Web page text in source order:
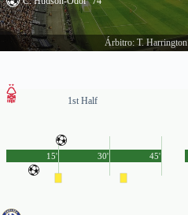
Árbitro: T. Harrington
1st Half
45'
15' 30'